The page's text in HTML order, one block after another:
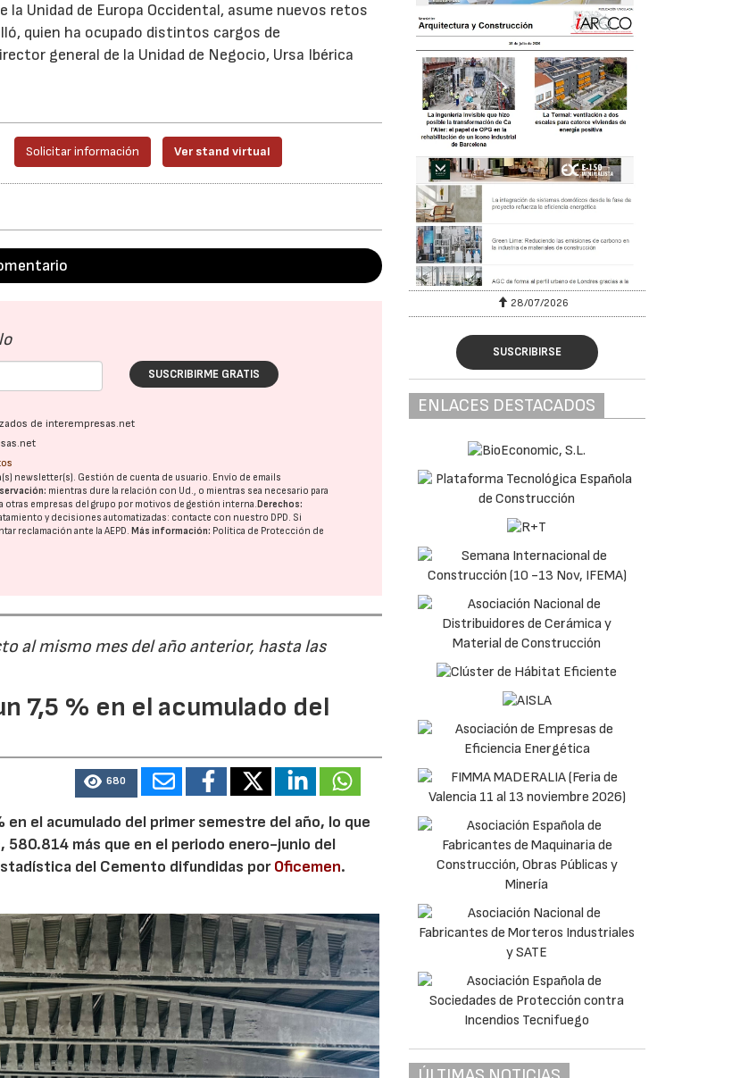
Unidad de Europa Occidental, asume nuevos retos
quien ha ocupado distintos cargos de
general de la Unidad de Negocio, Ursa Ibérica
Solicitar información Ver stand virtual
SUSCRIBIRME GRATIS
de interempresas.net
newsletter(s). Gestión de cuenta de usuario. Envío de emails
mientras dure la relación con Ud., o mientras sea necesario para
otras empresas del grupo por motivos de gestión interna. Derechos:
y decisiones automatizadas: contacte con nuestro DPD. Si
reclamación ante laAEPD. Más información: Política de Protección de
al mismo mes del año anterior, hasta las
7,5 % en el acumulado del
680
el acumulado del primer semestre del año, lo que
más que en el periodo enero-junio del
del Cemento difundidas porOficemen.
28/07/2026
SUSCRIBIRSE
ENLACES DESTACADOS